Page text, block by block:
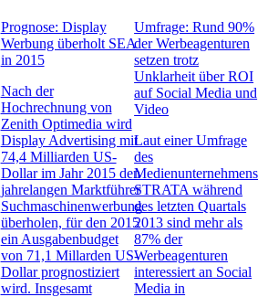
Prognose: Display
Werbung überholt SEA
in 2015
Nach der
Hochrechnung von
Zenith Optimedia wird
Display Advertising mit
74,4 Milliarden US-
Dollar im Jahr 2015 den
jahrelangen Marktführer
Suchmaschinenwerbung
überholen, für den 2015
ein Ausgabenbudget
von 71,1 Millarden US-
Dollar prognostiziert
wird. Insgesamt
Umfrage: Rund 90%
der Werbeagenturen
setzen trotz
Unklarheit über ROI
auf Social Media und
Video
Laut einer Umfrage
des
Medienunternehmens
STRATA während
des letzten Quartals
2013 sind mehr als
87% der
Werbeagenturen
interessiert an Social
Media in